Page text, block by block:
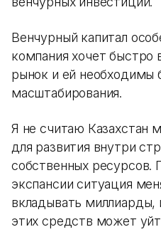
Венчурный капитал
компания хочет быстро
рынок и ей необходимы
масштабирования.
Я не считаю Казахстан
для развития внутри
собственных ресурсов.
экспансии ситуация
вкладывать миллиарды,
этих средств может